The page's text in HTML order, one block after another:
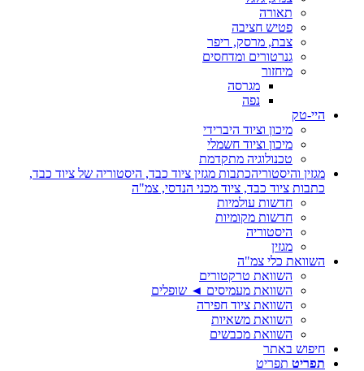
תאורה
פטיש חציבה
צבת, מרסק, ריפר
גנרטורים ומדחסים
מיחזור
מגרסה
נפה
היי-טק
מיכון וציוד היברידי
מיכון וציוד חשמלי
טכנולוגיה מתקדמת
מגזין והיסטוריהכתבות מגזין ציוד כבד, היסטוריה של ציוד כבד,
כתבות ציוד כבד, ציוד מכני הנדסי, צמ"ה
חדשות עולמיות
חדשות מקומיות
היסטוריה
מגזין
השוואת כלי צמ"ה
השוואת טרקטורים
השוואת מעמיסים ◄ שופלים
השוואת ציוד חפירה
השוואת משאיות
השוואת מכבשים
חיפוש באתר
תפריט תפריט